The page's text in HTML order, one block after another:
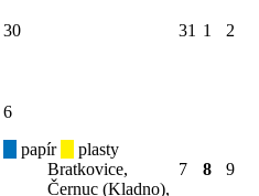
30 31 1 2
6
papír
plasty
Bratkovice,
Černuc (Kladno),
7 8 9